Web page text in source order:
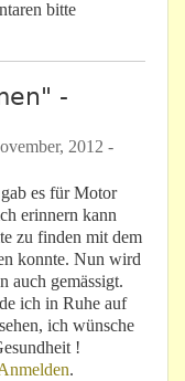
bitte
-
2012 -
es für Motor
erinnern kann
zu finden mit dem
konnte. Nun wird
auch gemässigt.
ich in Ruhe auf
ich wünsche
!
.